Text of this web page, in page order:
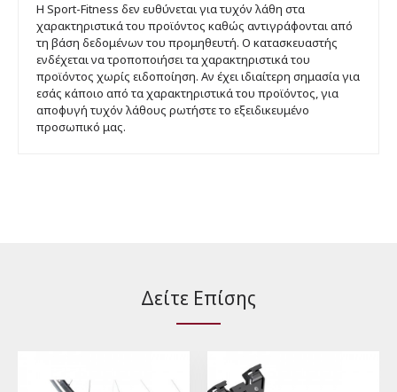
Η Sport-Fitness δεν ευθύνεται για τυχόν λάθη στα
χαρακτηριστικά του προϊόντος καθώς αντιγράφονται από
τη βάση δεδομένων του προμηθευτή. Ο κατασκευαστής
ενδέχεται να τροποποιήσει τα χαρακτηριστικά του
προϊόντος χωρίς ειδοποίηση. Αν έχει ιδιαίτερη σημασία για
εσάς κάποιο από τα χαρακτηριστικά του προϊόντος, για
αποφυγή τυχόν λάθους ρωτήστε το εξειδικευμένο
προσωπικό μας.
Δείτε Επίσης